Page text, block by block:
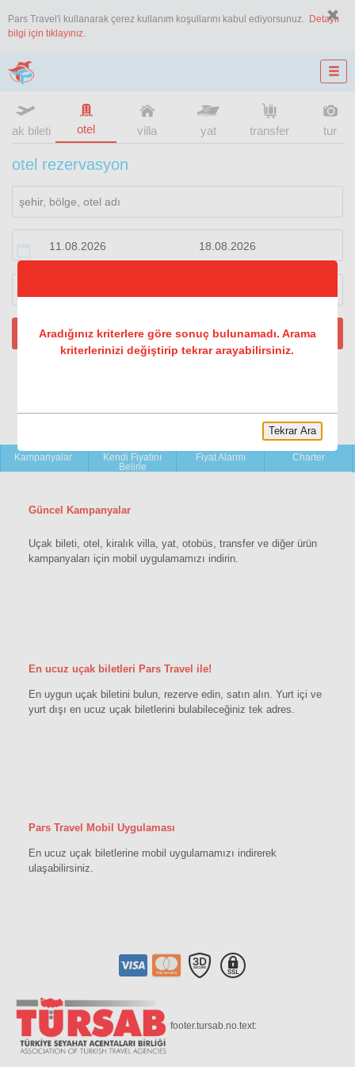
Pars Travel'i kullanarak çerez kullanım koşullarını kabul ediyorsunuz.
Detaylı
bilgi için tıklayınız.
uçak bileti otel villa yat transfer tur
otel rezervasyon
ARA
Kampanyalar
Kendi Fiyatını
Belirle
Fiyat Alarmı Charter
Güncel Kampanyalar
Uçak bileti, otel, kiralık villa, yat, otobüs, transfer ve diğer ürün
kampanyaları için mobil uygulamamızı indirin.
En ucuz uçak biletleri Pars Travel ile!
En uygun uçak biletini bulun, rezerve edin, satın alın. Yurt içi ve
yurt dışı en ucuz uçak biletlerini bulabileceğiniz tek adres.
Pars Travel Mobil Uygulaması
En ucuz uçak biletlerine mobil uygulamamızı indirerek
ulaşabilirsiniz.
footer.tursab.no.text:
Aradığınız kriterlere göre sonuç bulunamadı. Arama
kriterlerinizi değiştirip tekrar arayabilirsiniz.
Tekrar Ara